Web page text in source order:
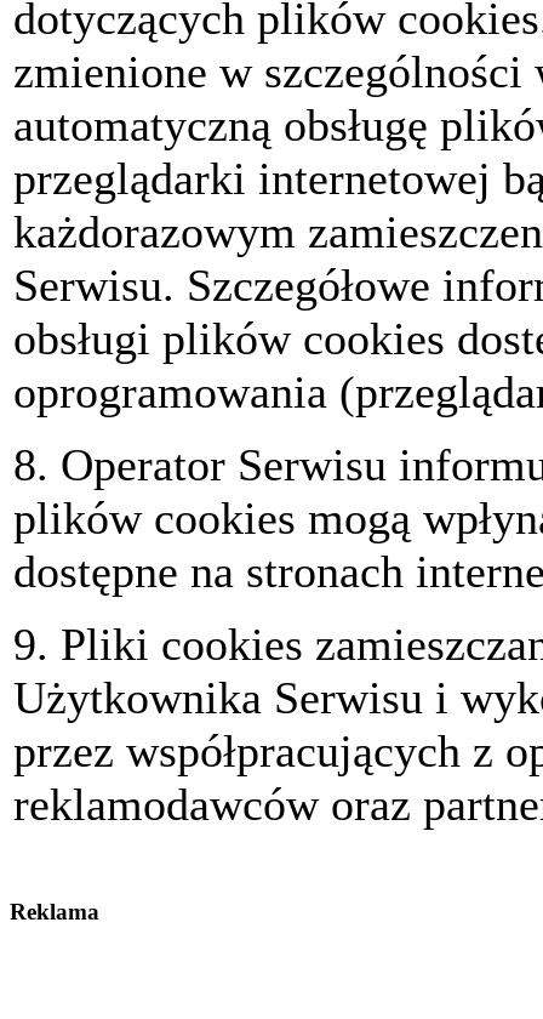
dotyczących plików
zmienione w
automatyczną obsługę
przeglądarki internetowej
każdorazowym
Serwisu. Szczegółowe
obsługi plików cookies
oprogramowania
8. Operator Serwisu
plików cookies mogą
dostępne na stronach
9. Pliki cookies
Użytkownika Serwisu i
przez współpracujących z
reklamodawców oraz
Reklama